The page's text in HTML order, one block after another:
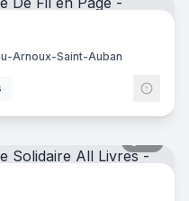
Arnoux-Saint-Auban